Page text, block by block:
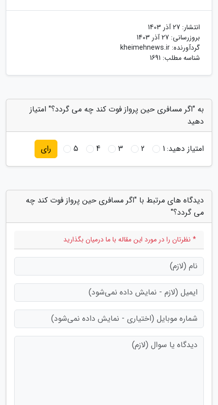
انتشار: 27 آذر 1403
بروزرسانی: 27 آذر 1403
گردآورنده: kheimehnews.ir
شناسه مطلب: 1691
به "اگر مسافری حین پرواز فوت کند چه می گردد؟" امتیاز
دهید
امتیاز دهید:1
2
3
4
5 رای
دیدگاه های مرتبط با "اگر مسافری حین پرواز فوت کند چه
می گردد؟"
* نظرتان را در مورد این مقاله با ما درمیان بگذارید